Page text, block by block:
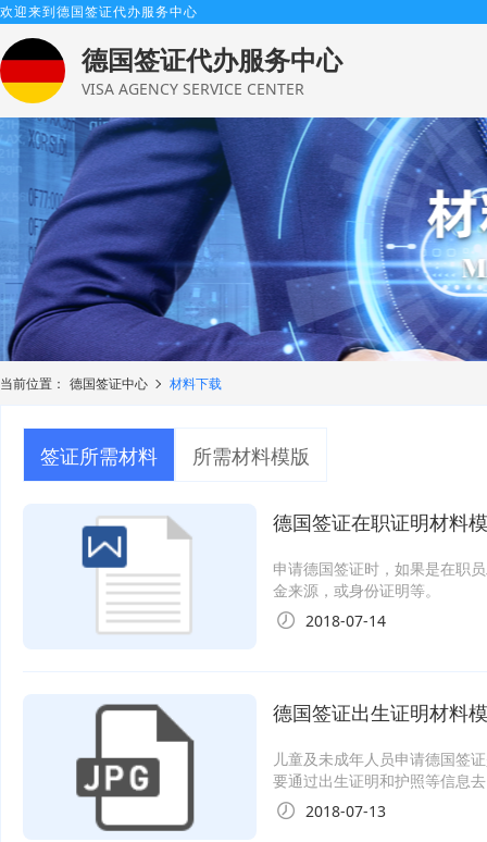
欢迎来到德国签证代办服务中心
德国签证代办服务中心
VISA AGENCY SERVICE CENTER
当前位置： 德国签证中心 材料下载
签证所需材料 所需材料模版
德国签证在职证明材料
申请德国签证时，如果是在职
金来源，或身份证明等。
2018-07-14
德国签证出生证明材料
儿童及未成年人员申请德国签
要通过出生证明和护照等信息
2018-07-13